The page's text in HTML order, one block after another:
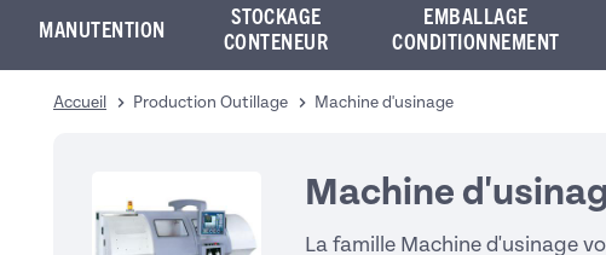
MANUTENTION
STOCKAGE
CONTENEUR
EMBALLAGE
CONDITIONNEMENT
Accueil Production Outillage Machine d'usinage
Machine
La famille Machine d'usinage